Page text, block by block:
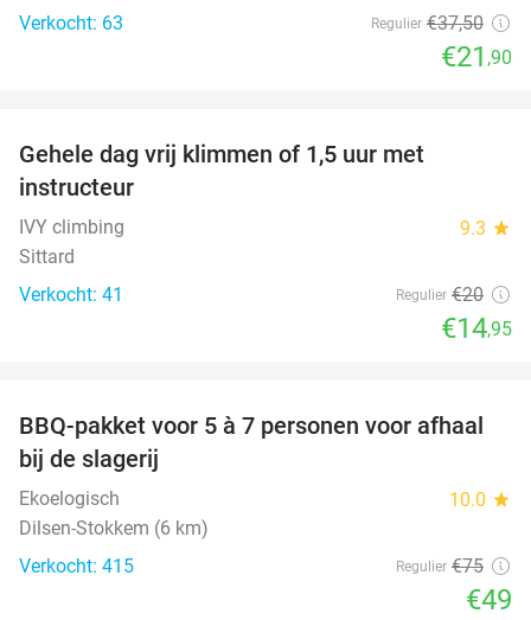
Verkocht: 63
Regulier €37,50
€21 ,90
Gehele dag vrij klimmen of 1,5 uur met
instructeur
IVY climbing 9.3 star
Sittard
Verkocht: 41
Regulier €20
€14,95
35%
BBQ-pakket voor 5 à 7 personen voor afhaal
bij de slagerij
Ekoelogisch 10.0 star
Dilsen-Stokkem (6 km)
Verkocht: 415
Regulier €75
€49